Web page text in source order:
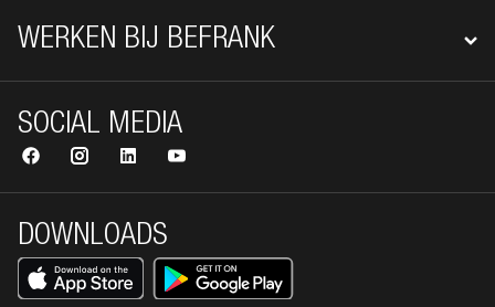
WERKEN BIJ BEFRANK
DOWNLOADS
SOCIAL MEDIA